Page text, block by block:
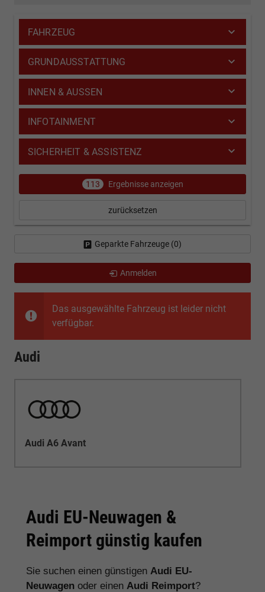
Das ausgewählte Fahrzeug ist leider nicht
verfügbar.
Audi
Audi A6 Avant
Audi EU-Neuwagen &
Reimport günstig kaufen
Sie suchen einen günstigen Audi EU-
Neuwagen oder einen Audi Reimport?
FAHRZEUG
GRUNDAUSSTATTUNG
INNEN & AUSSEN
INFOTAINMENT
SICHERHEIT & ASSISTENZ
113 Ergebnisse anzeigen
zurücksetzen
Geparkte Fahrzeuge (0)
Anmelden